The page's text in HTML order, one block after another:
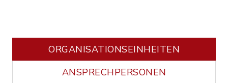
ORGANISATIONS­EINHEITEN
ANSPRECHPERSONEN